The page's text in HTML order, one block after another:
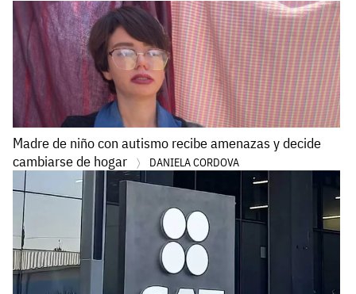
Madre de niño con autismo recibe amenazas y decide
cambiarse de hogar
DANIELA CORDOVA